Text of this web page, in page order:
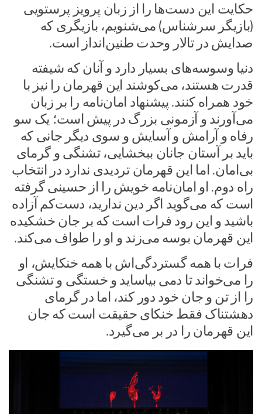
حکایت این دست‌ها را از زبان پرویز پرستویی
(بازیگر سرشناس) می‌شنویم، بازیگری که
صدایش در تالار وحدت طنین‌انداز است.
دنیا وسوسه‌های بسیار دارد و آنان که شیفته
قدرت هستند، می‌کوشند این قهرمان را نیز با
خود همراه کنند. پیشنهاد امان‌نامه را بر زبان
می‌آورند و آزمونی بزرگ در پیش است؛ یک سو
رفاه و آرامش و آسایش و سوی دیگر جانی که
باید بر آستان جانان ببخشایی، تشنگی و گرمای
بی‌امان. اما این قهرمان تردیدی ندارد در انتخاب
راه دوم. او امان‌نامه خویش را از حسینی گرفته
است که می‌گوید اگر دین ندارید، دست‌کم آزاده
باشید و این رود فرات است که بر جان خشکیده
این قهرمان بوسه می‌زند و او را طواف می‌کند.
فرات با همه گستردگی‌اش با همه خنکایش، او
را می‌خواند تا دمی بیاساید و خستگی و تشنگی
را از تن و جان خود دور کند، اما در گرمای
دهشتناک فقط خنکای حقیقت است که جان
این قهرمان را در بر می‌گیرد.